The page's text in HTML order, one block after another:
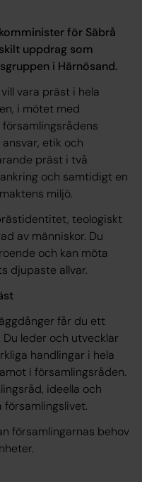
för Säbrå
uppdrag som
i Härnösand.
vara präst i hela
i mötet med
etik och
präst i två
och samtidigt en
miljö.
teologiskt
av människor. Du
och kan möta
djupaste allvar.
får du ett
leder och utvecklar
handlingar i hela
i församlingsråden.
ideella och
församlingarnas behov